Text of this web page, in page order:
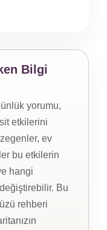
Bilgi
yorumu,
etkilerini
ev
bu etkilerin
hangi
Bu
rehberi